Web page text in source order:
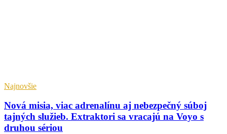
Najnovšie
Nová misia, viac adrenalínu aj nebezpečný súboj
tajných služieb. Extraktori sa vracajú na Voyo s
druhou sériou